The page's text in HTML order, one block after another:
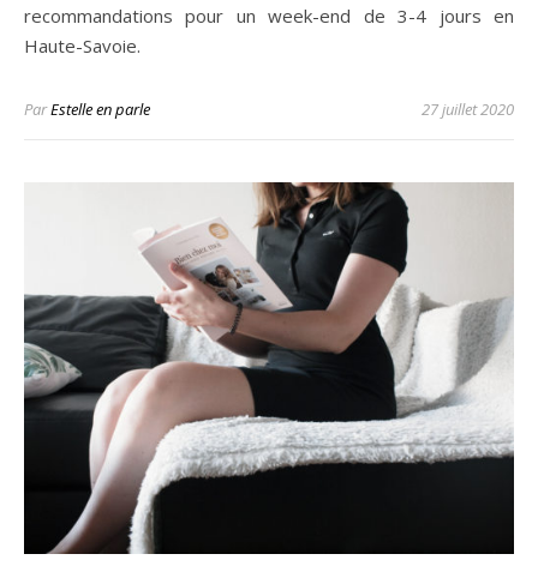
recommandations pour un week-end de 3-4 jours en
Haute-Savoie.
ParEstelle en parle 27 juillet 2020